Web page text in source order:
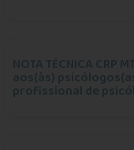
NOTA TÉCNICA CRP MT 003/2020
aos(às)
profissional de